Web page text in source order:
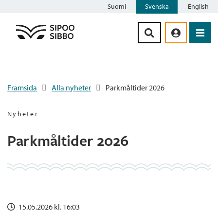
Suomi Svenska English
Framsida Alla nyheter Parkmåltider 2026
Nyheter
Parkmåltider 2026
15.05.2026 kl. 16:03